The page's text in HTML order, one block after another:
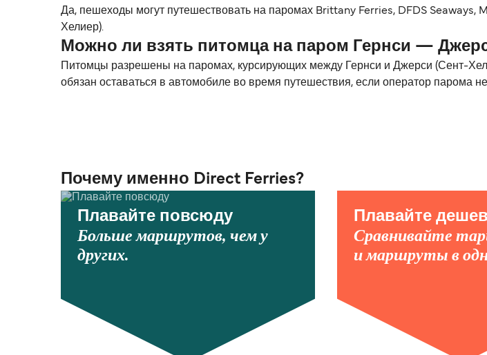
Да, пешеходы могут путешествовать на паромах Brittany Ferries, DFDS
Хелиер).
Можно ли взять питомца на паром Гернси —
Питомцы разрешены на паромах, курсирующих между Гернси и Джерси (Сент-
обязан оставаться в автомобиле во время путешествия, если оператор парома
Почему именно Direct Ferries?
Плавайте повсюду
Больше маршрутов, чем у
других.
Плавайте
Сравнивайте
и маршруты в